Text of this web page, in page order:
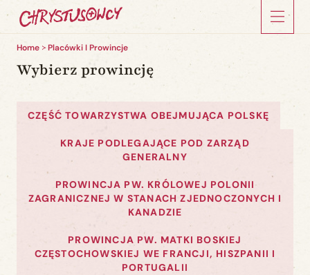
Home Placówki I Prowincje
Wybierz prowincję
CZĘŚĆ TOWARZYSTWA OBEJMUJĄCA POLSKĘ
KRAJE PODLEGAJĄCE POD ZARZĄD
GENERALNY
PROWINCJA PW. KRÓLOWEJ POLONII
ZAGRANICZNEJ W STANACH ZJEDNOCZONYCH I
KANADZIE
PROWINCJA PW. MATKI BOSKIEJ
CZĘSTOCHOWSKIEJ WE FRANCJI, HISZPANII I
PORTUGALII